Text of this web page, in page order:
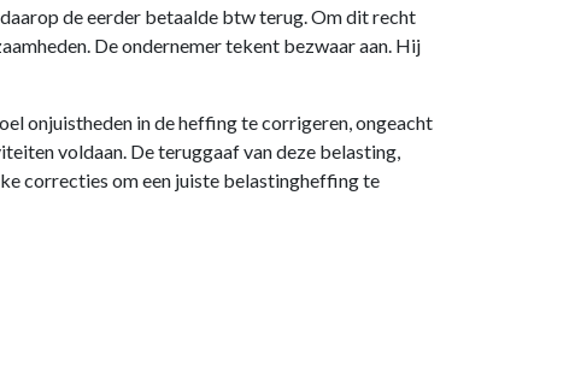
de eerder betaalde btw terug. Om dit recht
De ondernemer tekent bezwaar aan. Hij
onjuistheden in de heffing te corrigeren, ongeacht
voldaan. De teruggaaf van deze belasting,
correcties om een juiste belastingheffing te